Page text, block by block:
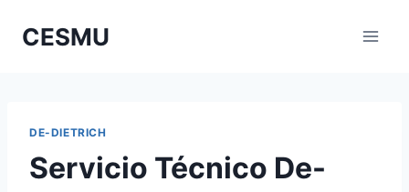
CESMU
DE-DIETRICH
Servicio Técnico De-